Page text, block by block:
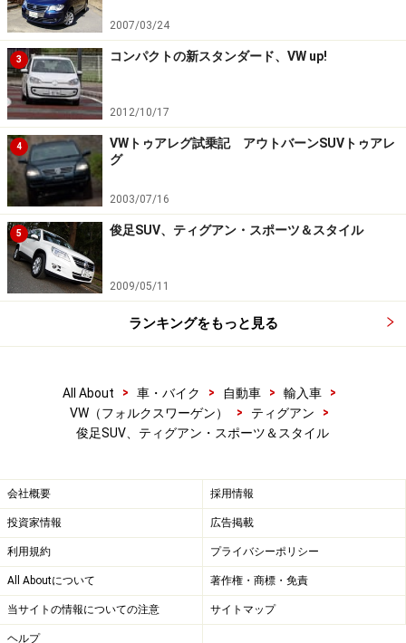
2007/03/24
3 コンパクトの新スタンダード、VW up!
2012/10/17
4
VWトゥアレグ試乗記 アウトバーンSUVトゥアレ
グ
2003/07/16
5 俊足SUV、ティグアン・スポーツ＆スタイル
2009/05/11
ランキングをもっと見る
All About > 車・バイク > 自動車 > 輸入車
>
VW（フォルクスワーゲン）
> ティグアン
>
俊足SUV、ティグアン・スポーツ＆スタイル
会社概要 採用情報
投資家情報 広告掲載
利用規約 プライバシーポリシー
All Aboutについて 著作権・商標・免責
当サイトの情報についての注意 サイトマップ
ヘルプ